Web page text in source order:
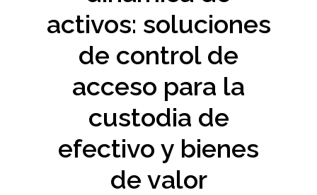
activos: soluciones
de control de
acceso para la
custodia de
efectivo y bienes
de valor